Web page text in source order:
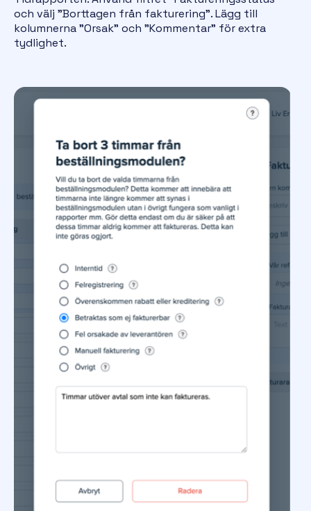
och välj "Borttagen från fakturering". Lägg till
kolumnerna "Orsak" och "Kommentar" för extra
tydlighet.